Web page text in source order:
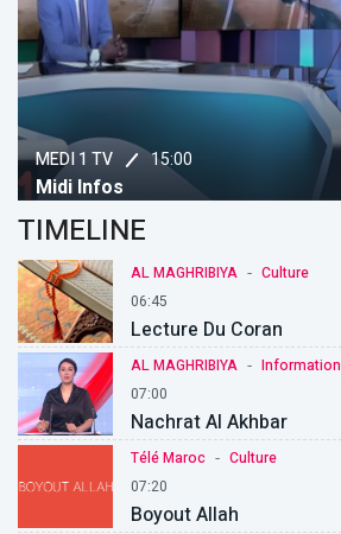
MEDI 1 TV 15:00
Midi Infos
TIMELINE
AL MAGHRIBIYA - Culture
06:45
Lecture Du Coran
AL MAGHRIBIYA - Information
07:00
Nachrat Al Akhbar
Télé Maroc - Culture
07:20
Boyout Allah